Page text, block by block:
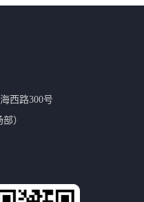
西路300号
部）